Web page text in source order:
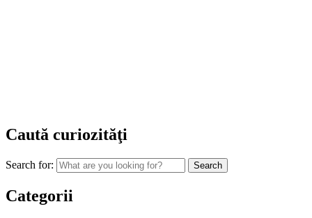
Caută curiozităţi
Search for:
Categorii